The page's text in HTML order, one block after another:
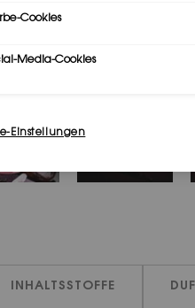
INHALTSSTOFFE
Cookies
Media-Cookies
Einstellungen